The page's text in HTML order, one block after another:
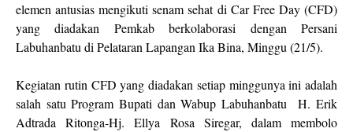
elemen antusias mengikuti senam sehat di Car Free Day (CFD)
yang diadakan Pemkab berkolaborasi dengan Persani
Labuhanbatu di Pelataran Lapangan Ika Bina, Minggu (21/5).
Kegiatan rutin CFD yang diadakan setiap minggunya ini adalah
salah satu Program Bupati dan Wabup Labuhanbatu H. Erik
Adtrada Ritonga-Hj. Ellya Rosa Siregar, dalam membolo